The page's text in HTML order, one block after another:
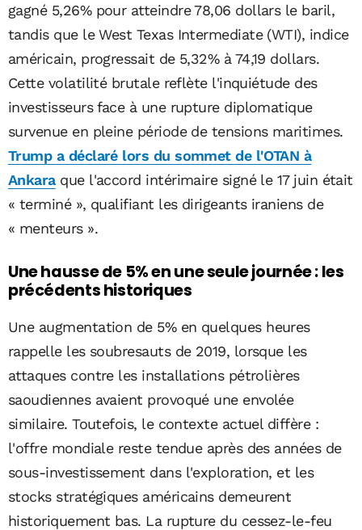
gagné 5,26% pour atteindre 78,06 dollars le baril,
tandis que le West Texas Intermediate (WTI), indice
américain, progressait de 5,32% à 74,19 dollars.
Cette volatilité brutale reflète l'inquiétude des
investisseurs face à une rupture diplomatique
survenue en pleine période de tensions maritimes.
Trump a déclaré lors du sommet de l'OTAN à
Ankaraque l'accord intérimaire signé le 17 juin était
« terminé », qualifiant les dirigeants iraniens de
« menteurs ».
Une hausse de 5% en une seule journée : les
précédents historiques
Une augmentation de 5% en quelques heures
rappelle les soubresauts de 2019, lorsque les
attaques contre les installations pétrolières
saoudiennes avaient provoqué une envolée
similaire. Toutefois, le contexte actuel diffère :
l'offre mondiale reste tendue après des années de
sous-investissement dans l'exploration, et les
stocks stratégiques américains demeurent
historiquement bas. La rupture du cessez-le-feu